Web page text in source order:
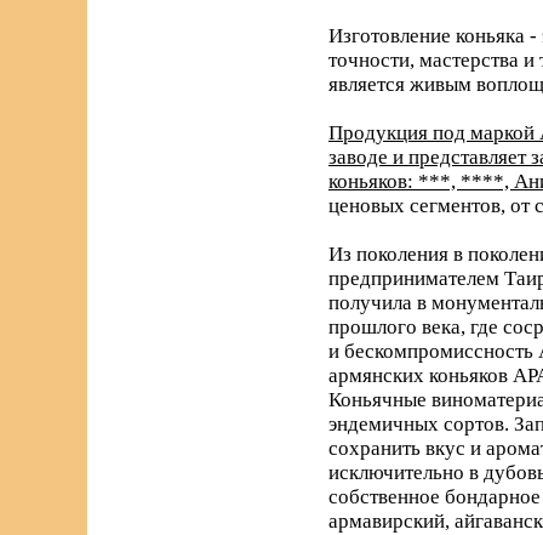
Изготовление коньяка
точности, мастерства
является живым
Продукция под маркой
заводе и
коньяков: ***, ****,
ценовых сегментов, от
Из поколения в
предпринимателем
получила в
прошлого века, где
и бескомпромиссность
армянских коньяков
Коньячные
эндемичных сортов.
сохранить вкус и
исключительно в
собственное
армавирский,